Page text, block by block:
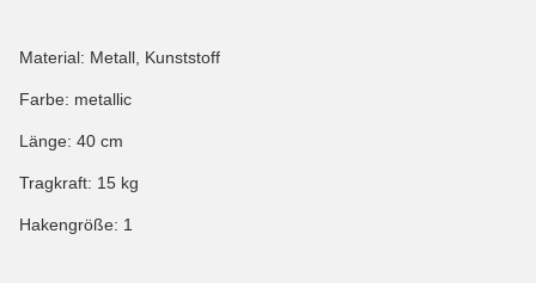
Material: Metall, Kunststoff
Farbe: metallic
Länge: 40 cm
Tragkraft: 15 kg
Hakengröße: 1